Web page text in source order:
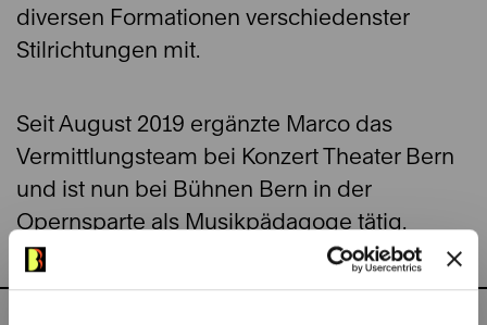
diversen Formationen verschiedenster
Stilrichtungen mit.
Seit August 2019 ergänzte Marco das
Vermittlungsteam bei Konzert Theater Bern
und ist nun bei Bühnen Bern in der
Opernsparte als Musikpädagoge tätig.